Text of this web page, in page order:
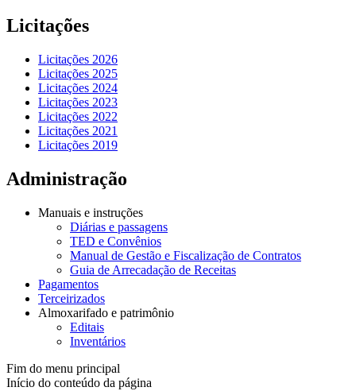
Licitações
Licitações 2026
Licitações 2025
Licitações 2024
Licitações 2023
Licitações 2022
Licitações 2021
Licitações 2019
Administração
Manuais e instruções
Diárias e passagens
TED e Convênios
Manual de Gestão e Fiscalização de Contratos
Guia de Arrecadação de Receitas
Pagamentos
Terceirizados
Almoxarifado e patrimônio
Editais
Inventários
Fim do menu principal
Início do conteúdo da página